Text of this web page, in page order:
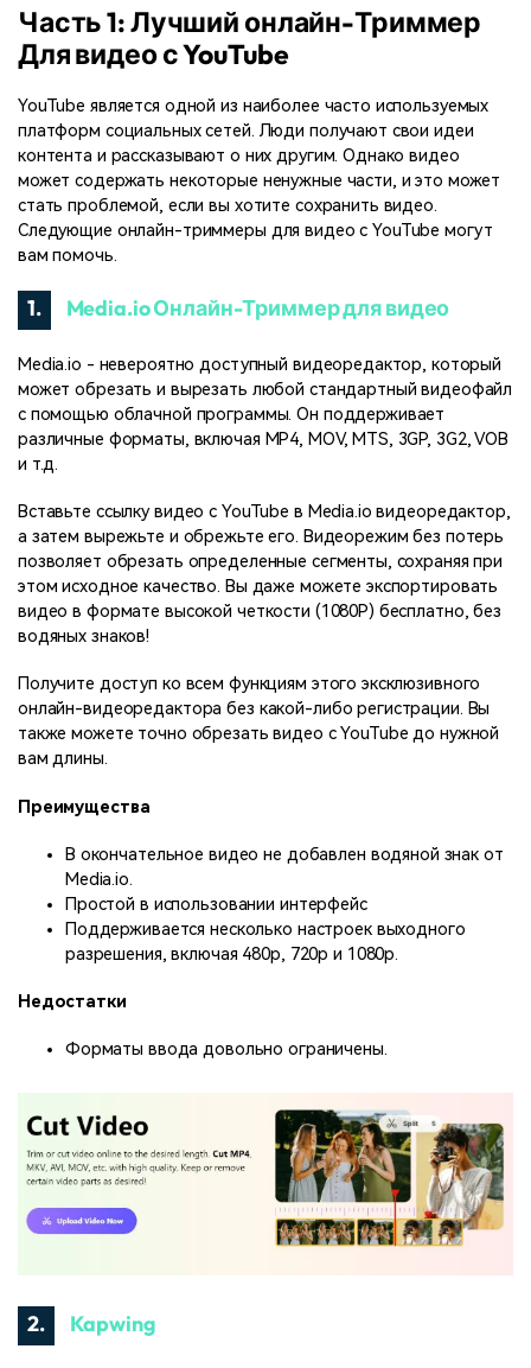
Часть 1: Лучший онлайн-Триммер
Для видео с YouTube
YouTube является одной из наиболее часто используемых
платформ социальных сетей. Люди получают свои идеи
контента и рассказывают о них другим. Однако видео
может содержать некоторые ненужные части, и это может
стать проблемой, если вы хотите сохранить видео.
Следующие онлайн-триммеры для видео с YouTube могут
вам помочь.
1. Media.io Онлайн-Триммер для видео
Media.io - невероятно доступный видеоредактор, который
может обрезать и вырезать любой стандартный видеофайл
с помощью облачной программы. Он поддерживает
различные форматы, включая MP4, MOV, MTS, 3GP, 3G2, VOB
и т.д.
Вставьте ссылку видео с YouTube в Media.io видеоредактор,
а затем вырежьте и обрежьте его. Видеорежим без потерь
позволяет обрезать определенные сегменты, сохраняя при
этом исходное качество. Вы даже можете экспортировать
видео в формате высокой четкости (1080P) бесплатно, без
водяных знаков!
Получите доступ ко всем функциям этого эксклюзивного
онлайн-видеоредактора без какой-либо регистрации. Вы
также можете точно обрезать видео с YouTube до нужной
вам длины.
Преимущества
В окончательное видео не добавлен водяной знак от
Media.io.
Простой в использовании интерфейс
Поддерживается несколько настроек выходного
разрешения, включая 480p, 720p и 1080p.
Недостатки
Форматы ввода довольно ограничены.
2. Kapwing